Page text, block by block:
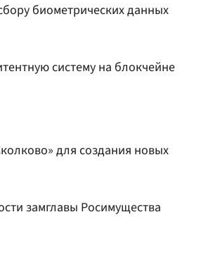
биометрических данных
систему на блокчейне
для создания новых
замглавы Росимущества